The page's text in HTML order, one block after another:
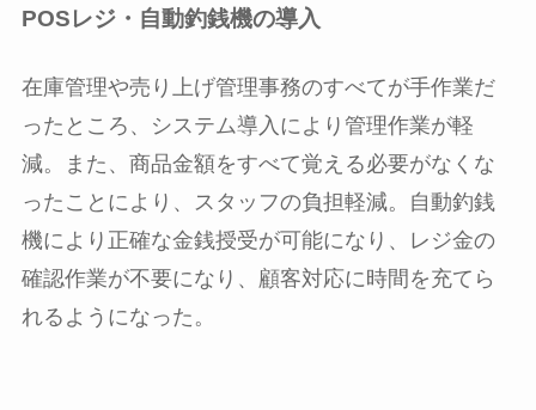
POSレジ・自動釣銭機の導入
在庫管理や売り上げ管理事務のすべてが手作業だ
ったところ、システム導入により管理作業が軽
減。また、商品金額をすべて覚える必要がなくな
ったことにより、スタッフの負担軽減。自動釣銭
機により正確な金銭授受が可能になり、レジ金の
確認作業が不要になり、顧客対応に時間を充てら
れるようになった。